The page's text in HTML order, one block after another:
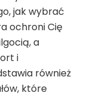
jak wybrać
ochroni Cię
a
i
również
które